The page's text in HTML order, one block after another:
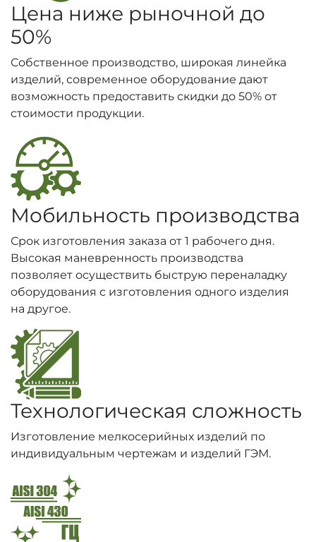
Цена ниже рыночной до
50%
Собственное производство, широкая линейка
изделий, современное оборудование дают
возможность предоставить скидки до 50% от
стоимости продукции.
Мобильность производства
Срок изготовления заказа от 1 рабочего дня.
Высокая маневренность производства
позволяет осуществить быструю переналадку
оборудования с изготовления одного изделия
на другое.
Технологическая сложность
Изготовление мелкосерийных изделий по
индивидуальным чертежам и изделий ГЭМ.